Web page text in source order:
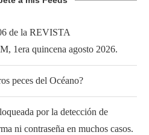
de la REVISTA
quincena agosto 2026.
peces del Océano?
por la detección de
ni contraseña en muchos casos.